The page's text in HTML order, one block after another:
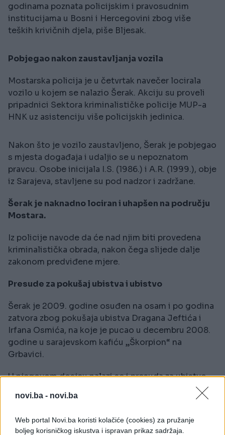
novi.ba - novi.ba
Web portal Novi.ba koristi kolačiće (cookies) za pružanje
boljeg korisničkog iskustva i ispravan prikaz sadržaja.
godinama poznata policijskim i pravosudnim
institucijama u Bosni i Hercegovini zbog više
teških krivičnih djela, piše Bljesak.
Pobjegao nakon zaustavljanja vozila
Mostarska policija je u četvrtak navečer locirala
vozilo u kojem se nalazio Šerak. Akciju su proveli
pripadnici Sektora kriminalističke policije MUP-a
HNK uz asistenciju više policijskih jedinica.
Nakon što je vozilo zaustavljeno, Šerak je pobjegao
s mjesta događaja i udaljio se u nepoznatom
pravcu. Osobe inicijala I.S. (1986.) i A.R. (1999.), obje
iz Sarajeva, stavljene su pod nadzor i zadržane.
Šerak je naknadno lociran i uhapšen na području
Mostara.
Iz policije navode da će nad njim biti provedena
kriminalistička obrada, nakon čega slijede dalje
zakonom predviđene mjere.
Presude za pokušaj ubistva i ubistvo
Šerak je 2009. godine osuđen na osam i po godina
zatvora zbog pokušaja ubistva Dragana Jeftića i
Irfana Osmića, na koje je pucao u decembru 2008.
godine u sarajevskom kafiću „Škorpion“ na
Grbavici.
U njegovom dosjeu nalazi se i presuda za ubistvo
Dženana Džake iz Sarajeva, kojeg je, prema ranijim
informacijama iz istrage, nasmrt pretukao.
Bijeg iz KPZ-a Zenica